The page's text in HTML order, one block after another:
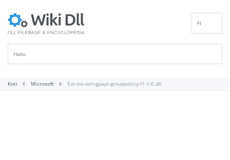
FI
Koti Microsoft Ext-ms-win-gpapi-grouppolicy-l1-1-0.dll